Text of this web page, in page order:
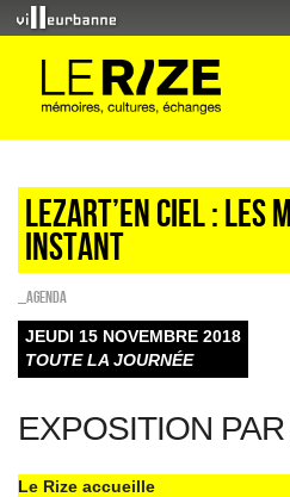
Lezart’en ciel : Les
instant
_Agenda
JEUDI 15 NOVEMBRE 2018
TOUTE LA JOURNÉE
EXPOSITION
Le Rize accueille